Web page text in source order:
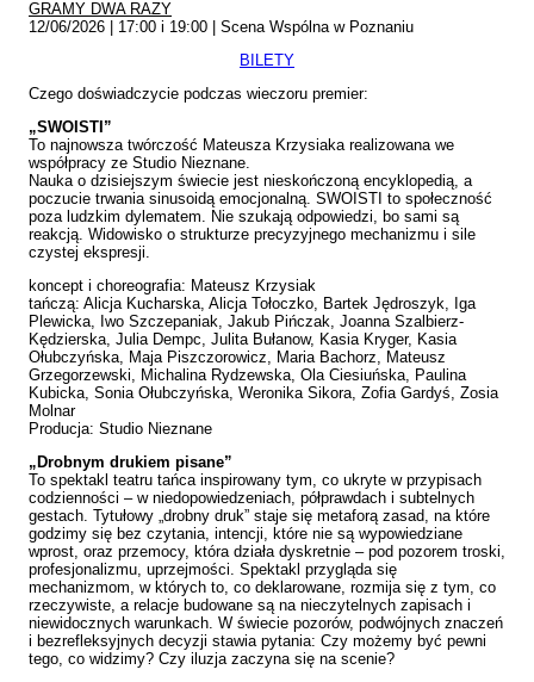
GRAMY DWA RAZY
12/06/2026 | 17:00 i 19:00 | Scena Wspólna w Poznaniu
BILETY
Czego doświadczycie podczas wieczoru premier:
„SWOISTI”
To najnowsza twórczość Mateusza Krzysiaka realizowana we
współpracy ze Studio Nieznane.
Nauka o dzisiejszym świecie jest nieskończoną encyklopedią, a
poczucie trwania sinusoidą emocjonalną. SWOISTI to społeczność
poza ludzkim dylematem. Nie szukają odpowiedzi, bo sami są
reakcją. Widowisko o strukturze precyzyjnego mechanizmu i sile
czystej ekspresji.
koncept i choreografia: Mateusz Krzysiak
tańczą: Alicja Kucharska, Alicja Tołoczko, Bartek Jędroszyk, Iga
Plewicka, Iwo Szczepaniak, Jakub Pińczak, Joanna Szalbierz-
Kędzierska, Julia Dempc, Julita Bułanow, Kasia Kryger, Kasia
Ołubczyńska, Maja Piszczorowicz, Maria Bachorz, Mateusz
Grzegorzewski, Michalina Rydzewska, Ola Ciesiuńska, Paulina
Kubicka, Sonia Ołubczyńska, Weronika Sikora, Zofia Gardyś, Zosia
Molnar
Producja: Studio Nieznane
„Drobnym drukiem pisane”
To spektakl teatru tańca inspirowany tym, co ukryte w przypisach
codzienności – w niedopowiedzeniach, półprawdach i subtelnych
gestach. Tytułowy „drobny druk” staje się metaforą zasad, na które
godzimy się bez czytania, intencji, które nie są wypowiedziane
wprost, oraz przemocy, która działa dyskretnie – pod pozorem troski,
profesjonalizmu, uprzejmości. Spektakl przygląda się
mechanizmom, w których to, co deklarowane, rozmija się z tym, co
rzeczywiste, a relacje budowane są na nieczytelnych zapisach i
niewidocznych warunkach. W świecie pozorów, podwójnych znaczeń
i bezrefleksyjnych decyzji stawia pytania: Czy możemy być pewni
tego, co widzimy? Czy iluzja zaczyna się na scenie?